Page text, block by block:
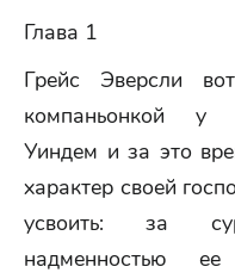
Глава 1
Грейс Эверсли
компаньонкой у
Уиндем и за это
характер своей
усвоить: за
надменностью